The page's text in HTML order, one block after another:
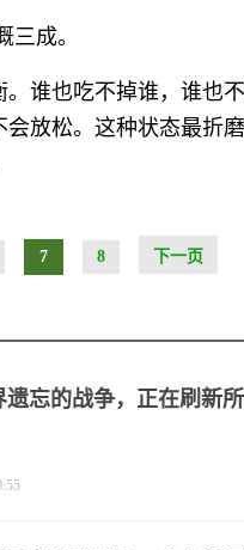
成。
谁也吃不掉谁，谁也
放松。这种状态最折
7 8 下一页
遗忘的战争，正在刷新